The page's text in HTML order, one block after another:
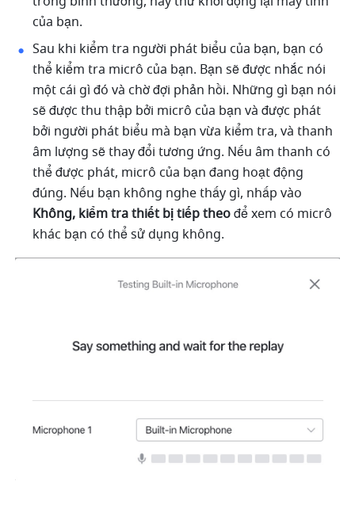
của bạn.
Sau khi kiểm tra người phát biểu của bạn, bạn có
thể kiểm tra micrô của bạn. Bạn sẽ được nhắc nói
một cái gì đó và chờ đợi phản hồi. Những gì bạn nói
sẽ được thu thập bởi micrô của bạn và được phát
bởi người phát biểu mà bạn vừa kiểm tra, và thanh
âm lượng sẽ thay đổi tương ứng. Nếu âm thanh có
thể được phát, micrô của bạn đang hoạt động
Không, kiểm tra thiết bị tiếp theo để xem có micrô
khác bạn có thể sử dụng không.